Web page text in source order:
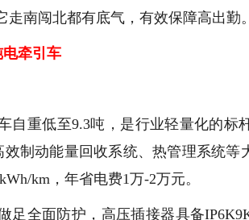
南闯北都有底气，有效保障高出勤。
牵引车
自重低至9.3吨，是行业轻量化的标
效制动能量回收系统、热管理系统
km，年省电费1万-2万元。
足全面防护，高压插接器具备